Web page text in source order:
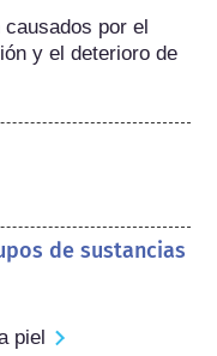
por el
y el deterioro de
de sustancias
piel